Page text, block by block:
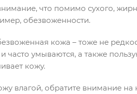
что помимо сухого,
обезвоженности.
кожа – тоже не
часто умываются, а также
кожу.
влагой, обратите внимание